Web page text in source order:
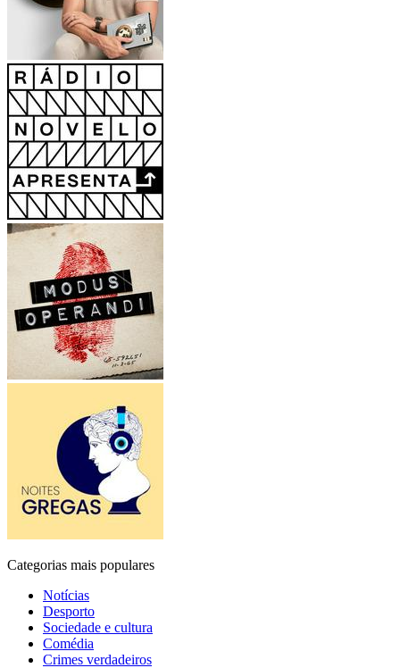
Categorias mais populares
Notícias
Desporto
Sociedade e cultura
Comédia
Crimes verdadeiros